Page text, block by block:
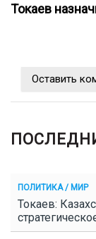
Токаев
Оставить
ПОЛИТИКА / МИР
Токаев: